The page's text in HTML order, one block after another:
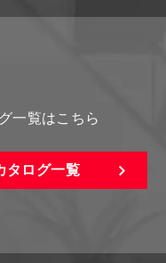
一覧はこちら
タログ一覧